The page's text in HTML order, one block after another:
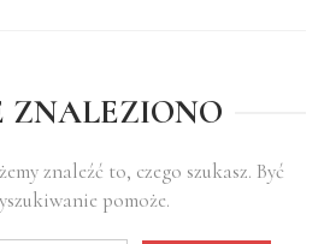
ZNALEZIONO
znaleźć to, czego szukasz. Być
pomoże.